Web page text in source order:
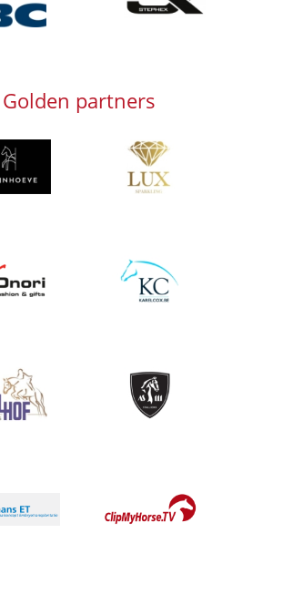
Golden partners
Afbeelding
Afbeelding
Afbeelding